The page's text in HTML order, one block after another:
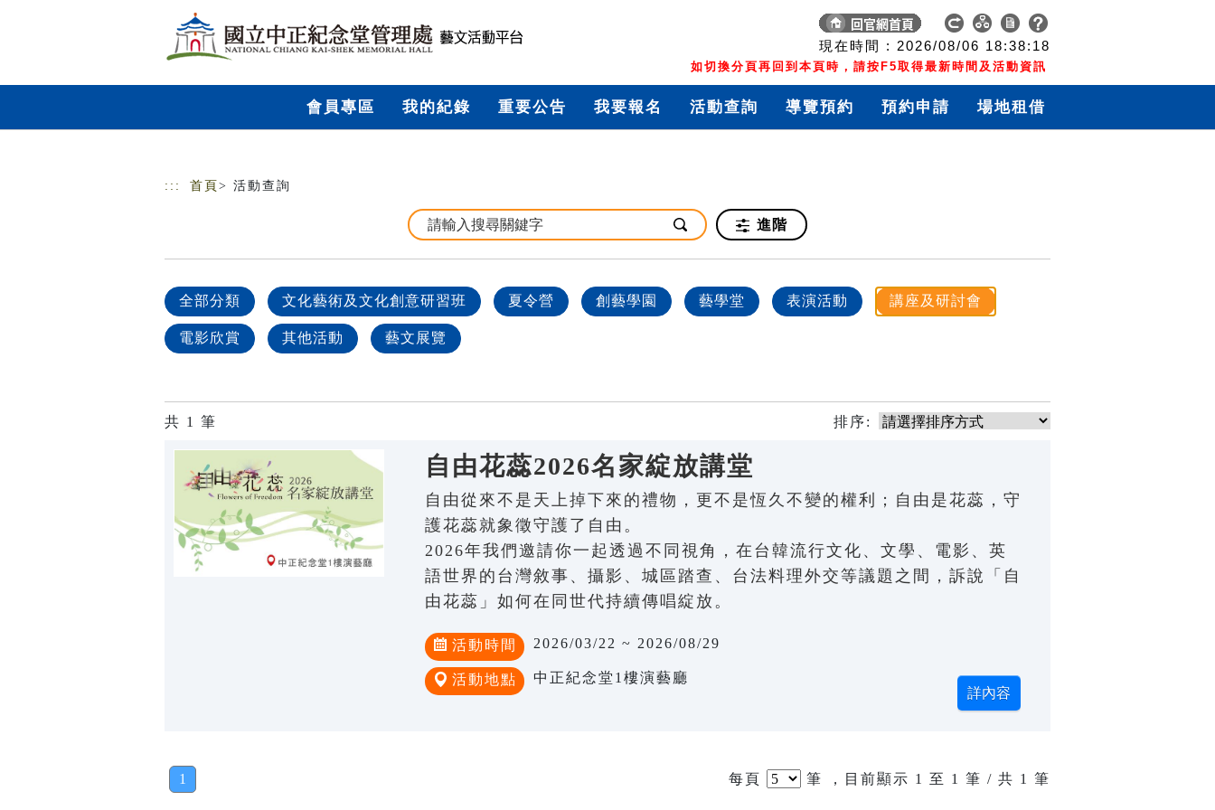
現在時間 : 2026/08/06 18:38:18
如切換分頁再回到本頁時，請按F5取得最新時間及活動資訊
會員專區 我的紀錄 重要公告 我要報名 活動查詢 導覽預約 預約申請 場地租借
::: 首頁 > 活動查詢
進階
全部分類 文化藝術及文化創意研習班 夏令營 創藝學園 藝學堂 表演活動 講座及研討會
電影欣賞 其他活動 藝文展覽
共 1 筆 排序:
自由花蕊2026名家綻放講堂
自由從來不是天上掉下來的禮物，更不是恆久不變的權利；自由是花蕊，守
護花蕊就象徵守護了自由。
2026年我們邀請你一起透過不同視角，在台韓流行文化、文學、電影、英
語世界的台灣敘事、攝影、城區踏查、台法料理外交等議題之間，訴說「自
由花蕊」如何在同世代持續傳唱綻放。
活動時間 2026/03/22 ~ 2026/08/29
活動地點 中正紀念堂1樓演藝廳
1 每頁 筆 ，目前顯示 1 至 1 筆 / 共 1 筆